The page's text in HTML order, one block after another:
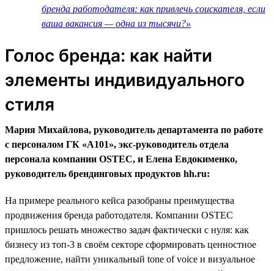
бренда работодателя: как привлечь соискателя, если
ваша вакансия — одна из тысячи?»
Голос бренда: как найти
элементы индивидуального
стиля
Мария Михайлова, руководитель департамента по работе
с персоналом ГК «А101», экс-руководитель отдела
персонала компании OSTEC, и Елена Евдокименко,
руководитель брендинговых продуктов hh.ru:
На примере реального кейса разобраны преимущества
продвижения бренда работодателя. Компании OSTEC
пришлось решать множество задач фактически с нуля: как
бизнесу из топ-3 в своём секторе сформировать ценностное
предложение, найти уникальный tone of voice и визуальное